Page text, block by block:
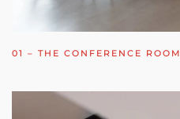
01 – THE CONFERENCE ROOM